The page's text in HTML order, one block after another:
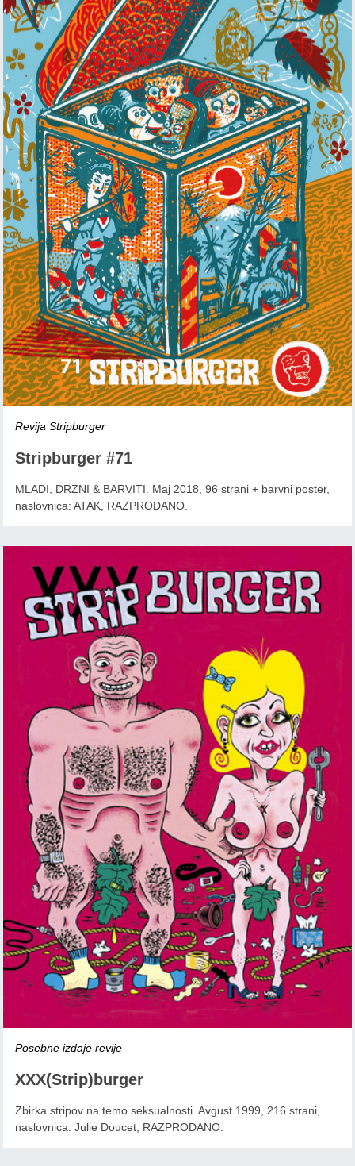
Revija Stripburger
Stripburger #71
MLADI, DRZNI & BARVITI. Maj 2018, 96 strani + barvni poster,
naslovnica: ATAK, RAZPRODANO.
Posebne izdaje revije
XXX(Strip)burger
Zbirka stripov na temo seksualnosti. Avgust 1999, 216 strani,
naslovnica: Julie Doucet, RAZPRODANO.